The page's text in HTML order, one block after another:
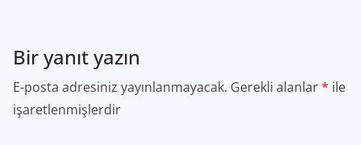
Bir yanıt yazın
E-posta adresiniz yayınlanmayacak. Gerekli alanlar* ile
işaretlenmişlerdir